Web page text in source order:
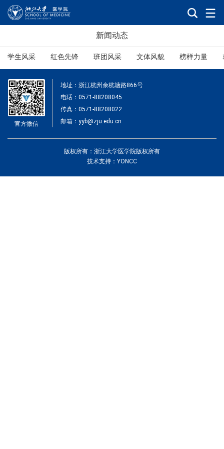
新闻动态
学生风采 红色先锋 班团风采 文体风貌 榜样力量
官方微信
地址：浙江杭州余杭塘路866号
电话：0571-88208045
传真：0571-88208022
邮箱：yyb@zju.edu.cn
版权所有：浙江大学医学院版权所有
技术支持：YONCC